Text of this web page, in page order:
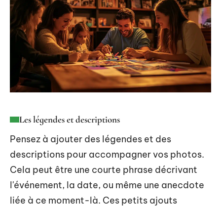
Les légendes et descriptions
Pensez à ajouter des légendes et des
descriptions pour accompagner vos photos.
Cela peut être une courte phrase décrivant
l'événement, la date, ou même une anecdote
liée à ce moment-là. Ces petits ajouts